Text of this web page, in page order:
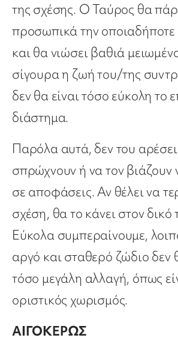
της σχέσης. Ο Ταύρος θα
προσωπικά την
και θα νιώσει βαθιά
σίγουρα η ζωή του/της
δεν θα είναι τόσο εύκολη το
διάστημα.
Παρόλα αυτά, δεν του
σπρώχνουν ή να τον βιάζουν
σε αποφάσεις. Αν θέλει να
σχέση, θα το κάνει στον δικό
Εύκολα συμπεραίνουμε,
αργό και σταθερό ζώδιο δεν
τόσο μεγάλη αλλαγή, όπως
οριστικός χωρισμός.
ΑΙΓΟΚΕΡΩΣ